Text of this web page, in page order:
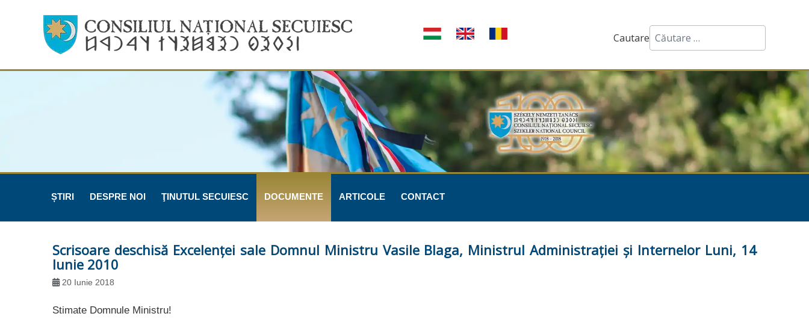
Cautare
ȘTIRI DESPRE NOI ŢINUTUL SECUIESC DOCUMENTE ARTICOLE CONTACT
Scrisoare deschisă Excelenţei sale Domnul Ministru Vasile Blaga, Ministrul Administraţiei şi Internelor Luni, 14
Iunie 2010
20 Iunie 2018
Stimate Domnule Ministru!